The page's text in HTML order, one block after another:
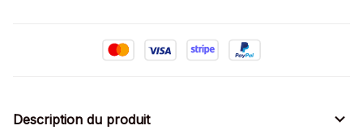
Description du produit